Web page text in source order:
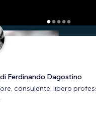
Ferdinando Dagostino
consulente, libero